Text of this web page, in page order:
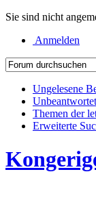
Sie sind nicht
Anmelden
Ungelesene
Themen der
Erweiterte